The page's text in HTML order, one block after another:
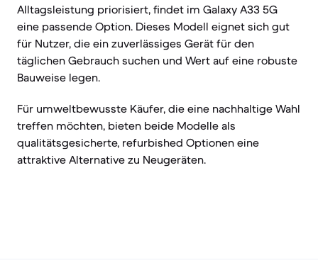
Alltagsleistung priorisiert, findet im Galaxy A33 5G
eine passende Option. Dieses Modell eignet sich gut
für Nutzer, die ein zuverlässiges Gerät für den
täglichen Gebrauch suchen und Wert auf eine robuste
Bauweise legen.
Für umweltbewusste Käufer, die eine nachhaltige Wahl
treffen möchten, bieten beide Modelle als
qualitätsgesicherte, refurbished Optionen eine
attraktive Alternative zu Neugeräten.